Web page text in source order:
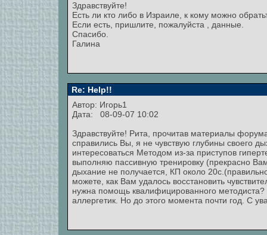
Здравствуйте!
Есть ли кто либо в Израиле, к кому можно
Если есть, пришлите, пожалуйста , данные.
Спасибо.
Галина
Re: Help!!
Автор: Игорь1
Дата: 08-09-07 10:02
Здравствуйте! Рита, прочитав материалы
справились Вы, я не чувствую глубины своего
интересоваться Методом из-за приступов
выполняю пассивную тренировку (прекрасно
дыхание не получается, КП около
можете, как Вам удалось восстановить
нужна помощь квалифицированного
аллергетик. Но до этого момента почти год. С